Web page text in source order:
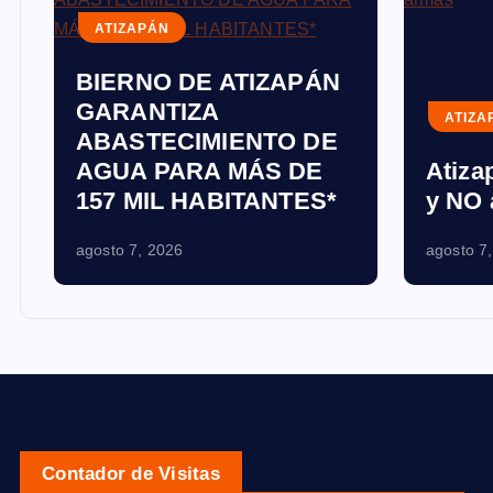
ATIZAPÁN
BIERNO DE ATIZAPÁN
GARANTIZA
ABASTECIMIENTO DE
AGUA PARA MÁS DE
157 MIL HABITANTES*
agosto 7, 2026
y NO
agosto
Contador de Visitas